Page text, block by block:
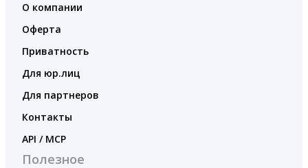
О компании
Оферта
Приватность
Для юр.лиц
Для партнеров
Контакты
API / MCP
Полезное